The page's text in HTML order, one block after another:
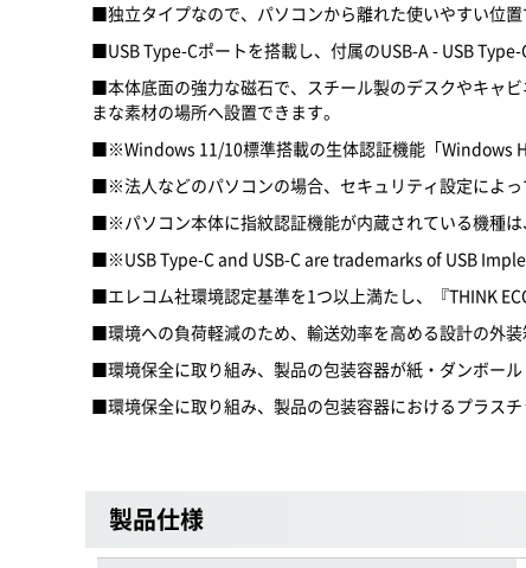
■独立タイプなので、パソコンから離れた使いやすい位
■USB Type-Cポートを搭載し、付属のUSB-A - USB
■本体底面の強力な磁石で、スチール製のデスクやキャ
まな素材の場所へ設置できます。
■※Windows 11/10標準搭載の生体認証機能「Windows
■※法人などのパソコンの場合、セキュリティ設定によ
■※パソコン本体に指紋認証機能が内蔵されている機種
■※USB Type-C and USB-C are trademarks of USB
■エレコム社環境認定基準を1つ以上満たし、『THINK
■環境への負荷軽減のため、輸送効率を高める設計の外装
■環境保全に取り組み、製品の包装容器が紙・ダンボール
■環境保全に取り組み、製品の包装容器におけるプラス
製品仕様